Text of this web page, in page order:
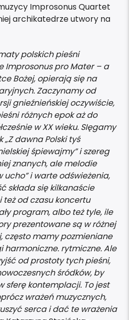
Improsonus Quartet
archikatedrze utwory na
polskich pieśni
Improsonus pro Mater – a
Bożej, opierają się na
Zaczynamy od
gnieźnieńskiej oczywiście,
różnych epok aż do
w XX wieku. SIęgamy
dawna Polski tyś
śpiewajmy” i szereg
znanych, ale melodie
i warte odświeżenia,
składa się kilkanaście
też od czasu koncertu
program, albo też tyle, ile
prezentowane są w różnej
często mamy pozmieniane
harmoniczne. rytmiczne. Ale
od prostoty tych pieśni,
śródków, by
sferę kontemplacji. To jest
wrażeń muzycznych,
serca i dać te wrażenia